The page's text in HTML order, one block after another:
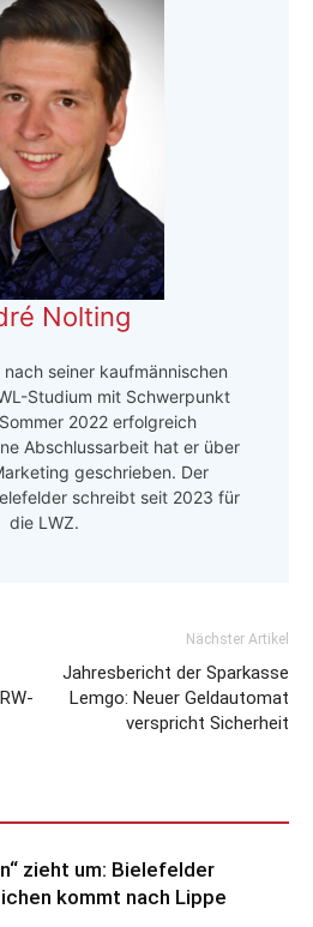
Nolting
seiner kaufmännischen
Studium mit Schwerpunkt
2022 erfolgreich
Abschlussarbeit hat er über
geschrieben. Der
schreibt seit 2023 für
die LWZ.
Nächster Artikel
Jahresbericht der Sparkasse
Lemgo: Neuer Geldautomat
verspricht Sicherheit
zieht um: Bielefelder
kommt nach Lippe